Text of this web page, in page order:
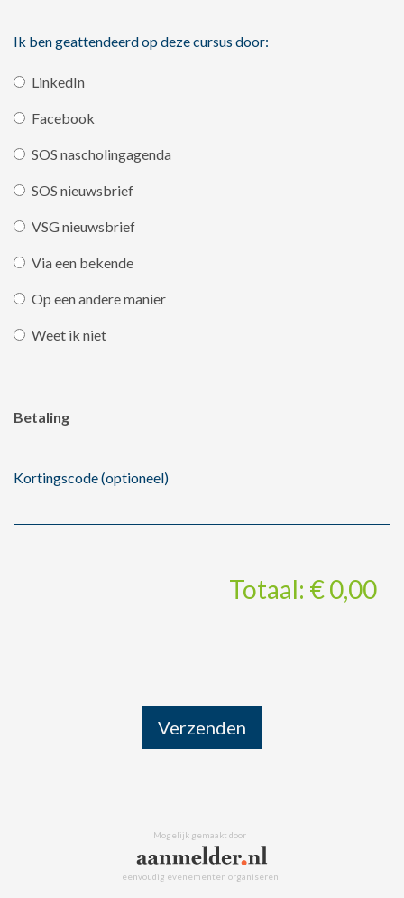
Ik ben geattendeerd op deze cursus door:
LinkedIn
Facebook
SOS nascholingagenda
SOS nieuwsbrief
VSG nieuwsbrief
Via een bekende
Op een andere manier
Weet ik niet
Betaling
Kortingscode (optioneel)
Totaal: € 0,00
Verzenden
Mogelijk gemaakt door
eenvoudig evenementen organiseren